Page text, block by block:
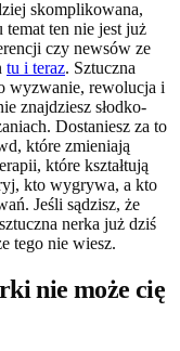
skomplikowana,
ten nie jest już
czy newsów ze
tu i teraz. Sztuczna
wyzwanie, rewolucja i
znajdziesz słodko-
Dostaniesz za to
które zmieniają
które kształtują
kto wygrywa, a kto
Jeśli sądzisz, że
nerka już dziś
tego nie wiesz.
nie może cię